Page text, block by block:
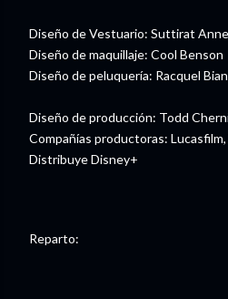
Diseño de Vestuario: Suttirat
Diseño de maquillaje: Cool Benson
Diseño de peluquería: Racquel
Diseño de producción: Todd
Compañías productoras:
Distribuye Disney+
Reparto: